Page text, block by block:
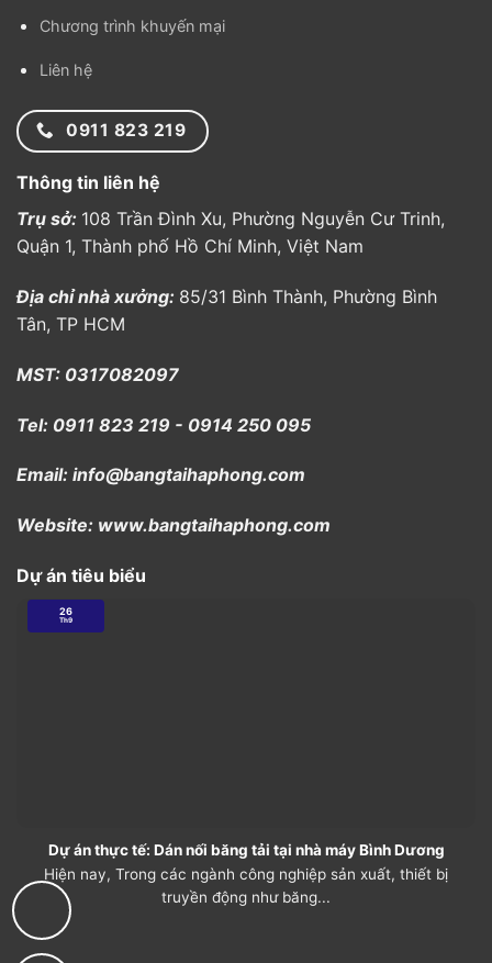
Chương trình khuyến mại
Liên hệ
0911 823 219
Thông tin liên hệ
Trụ sở: 108 Trần Đình Xu, Phường Nguyễn Cư Trinh,
Quận 1, Thành phố Hồ Chí Minh, Việt Nam
Địa chỉ nhà xưởng: 85/31 Bình Thành, Phường Bình
Tân, TP HCM
MST: 0317082097
Tel: 0911 823 219 - 0914 250 095
Email: info@bangtaihaphong.com
Website: www.bangtaihaphong.com
Dự án tiêu biểu
Dự án thực tế: Dán nối băng tải tại nhà máy Bình Dương
Hiện nay, Trong các ngành công nghiệp sản xuất, thiết bị
truyền động như băng...
26
Th9